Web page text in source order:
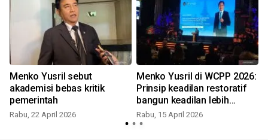
Menko Yusril sebut
akademisi bebas kritik
pemerintah
Rabu, 22 April 2026
Menko Yusril di WCPP 2026:
Prinsip keadilan restoratif
bangun keadilan lebih
cerdas
Rabu, 15 April 2026